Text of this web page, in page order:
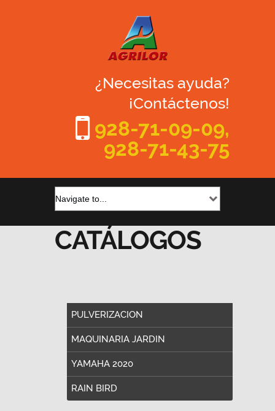
¿Necesitas ayuda?
¡Contáctenos!
928-71-09-09,
928-71-43-75
CATÁLOGOS
PULVERIZACION
MAQUINARIA JARDIN
YAMAHA 2020
RAIN BIRD